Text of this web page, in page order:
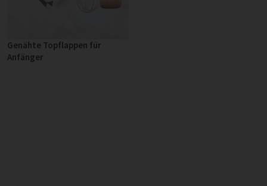
Genähte Topflappen für
Anfänger